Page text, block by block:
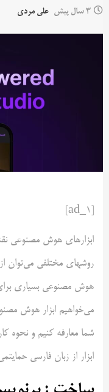
3 سال پیش علی مردی
ابزارهای هوش مصنوعی
روشهای مختلفی می‌توان
هوش مصنوعی بسیاری برای
شما معارفه کنیم و نحوه
ابزار از زبان فارسی